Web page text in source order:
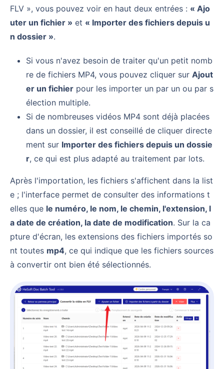
FLV », vous pouvez voir en haut deux entrées : « Ajo
uter un fichier » et « Importer des fichiers depuis u
n dossier ».
Si vous n'avez besoin de traiter qu'un petit nomb
re de fichiers MP4, vous pouvez cliquer sur Ajout
er un fichier pour les importer un par un ou par s
élection multiple.
Si de nombreuses vidéos MP4 sont déjà placées
dans un dossier, il est conseillé de cliquer directe
ment sur Importer des fichiers depuis un dossie
r, ce qui est plus adapté au traitement par lots.
Après l'importation, les fichiers s'affichent dans la list
e ; l'interface permet de consulter des informations t
elles que le numéro, le nom, le chemin, l'extension, l
a date de création, la date de modification. Sur la ca
pture d'écran, les extensions des fichiers importés so
nt toutes mp4, ce qui indique que les fichiers sources
à convertir ont bien été sélectionnés.